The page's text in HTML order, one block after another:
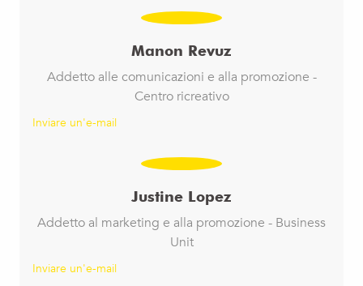
Manon Revuz
Addetto alle comunicazioni e alla promozione -
Centro ricreativo
Inviare un'e-mail
Justine Lopez
Addetto al marketing e alla promozione - Business
Unit
Inviare un'e-mail